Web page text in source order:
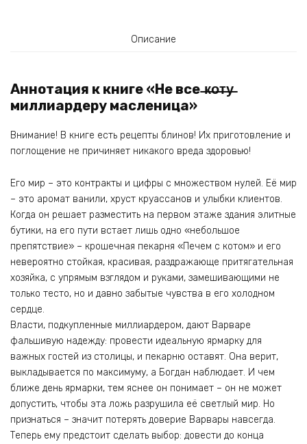
Описание
Аннотация к книге «Не все ̶к̶о̶т̶у̶
миллиардеру масленица»
Внимание! В книге есть рецепты блинов! Их приготовление и
поглощение не причиняет никакого вреда здоровью!
Его мир – это контракты и цифры с множеством нулей. Её мир
– это аромат ванили, хруст круассанов и улыбки клиентов.
Когда он решает разместить на первом этаже здания элитные
бутики, на его пути встает лишь одно «небольшое
препятствие» – крошечная пекарня «Печем с котом» и его
невероятно стойкая, красивая, раздражающе притягательная
хозяйка, с упрямым взглядом и руками, замешивающими не
только тесто, но и давно забытые чувства в его холодном
сердце.
Власти, подкупленные миллиардером, дают Варваре
фальшивую надежду: провести идеальную ярмарку для
важных гостей из столицы, и пекарню оставят. Она верит,
выкладывается по максимуму, а Богдан наблюдает. И чем
ближе день ярмарки, тем яснее он понимает – он не может
допустить, чтобы эта ложь разрушила её светлый мир. Но
признаться – значит потерять доверие Варвары навсегда.
Теперь ему предстоит сделать выбор: довести до конца